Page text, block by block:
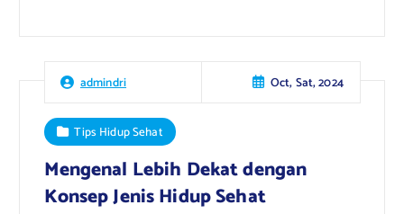
admindri Oct, Sat, 2024
Tips Hidup Sehat
Mengenal Lebih Dekat dengan
Konsep Jenis Hidup Sehat